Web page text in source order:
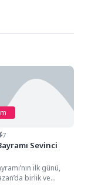
7
Sevinci
ilk günü,
birlik ve